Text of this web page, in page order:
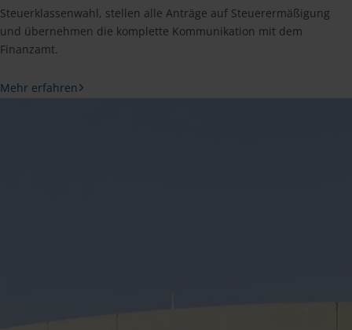
Steuerklassenwahl, stellen alle Anträge auf Steuerermäßigung
und übernehmen die komplette Kommunikation mit dem
Finanzamt.
Mehr erfahren